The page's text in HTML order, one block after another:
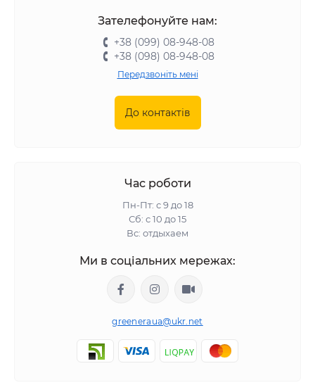
Зателефонуйте нам:
+38 (099) 08-948-08
+38 (098) 08-948-08
Передзвоніть мені
До контактів
Час роботи
Пн-Пт: с 9 до 18
Сб: с 10 до 15
Вс: отдыхаем
Ми в соціальних мережах:
greeneraua@ukr.net